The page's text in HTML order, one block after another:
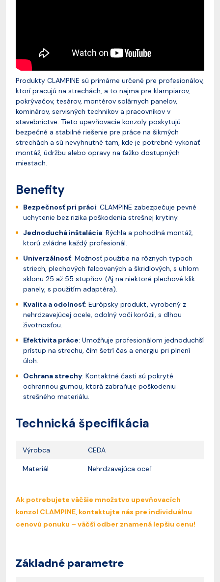
Produkty CLAMPINE sú primárne určené pre profesionálov,
ktorí pracujú na strechách, a to najmä pre klampiarov,
pokrývačov, tesárov, montérov solárnych panelov,
kominárov, servisných technikov a pracovníkov v
stavebníctve. Tieto upevňovacie konzoly poskytujú
bezpečné a stabilné riešenie pre práce na šikmých
strechách a sú nevyhnutné tam, kde je potrebné vykonať
montáž, údržbu alebo opravy na ťažko dostupných
miestach.
Benefity
Bezpečnosť pri práci: CLAMPINE zabezpečuje pevné
uchytenie bez rizika poškodenia strešnej krytiny.
Jednoduchá inštalácia: Rýchla a pohodlná montáž,
ktorú zvládne každý profesionál.
Univerzálnosť: Možnosť použitia na rôznych typoch
striech, plechových falcovaných a škridlových, s uhlom
sklonu 25 až 55 stupňov. (Aj na niektoré plechové klik
panely, s použitím adaptéra).
Kvalita a odolnosť: Európsky produkt, vyrobený z
nehrdzavejúcej ocele, odolný voči korózii, s dlhou
životnosťou.
Efektivita práce: Umožňuje profesionálom jednoduchší
prístup na strechu, čím šetrí čas a energiu pri plnení
úloh.
Ochrana strechy: Kontaktné časti sú pokryté
ochrannou gumou, ktorá zabraňuje poškodeniu
strešného materiálu.
Technická špecifikácia
Výrobca CEDA
Materiál Nehrdzavejúca oceľ
Ak potrebujete väčšie množstvo upevňovacích
konzol CLAMPINE, kontaktujte nás pre individuálnu
cenovú ponuku – väčší odber znamená lepšiu cenu!
Základné parametre